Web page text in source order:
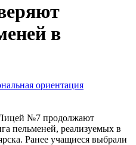
в
ориентация
№7 продолжают
пельменей, реализуемых в
Ранее учащиеся выбрали